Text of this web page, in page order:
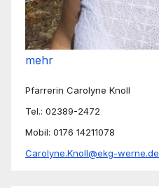
mehr
Pfarrerin Carolyne Knoll
Tel.: 02389-2472
Mobil: 0176 14211078
Carolyne.Knoll@ekg-werne.de